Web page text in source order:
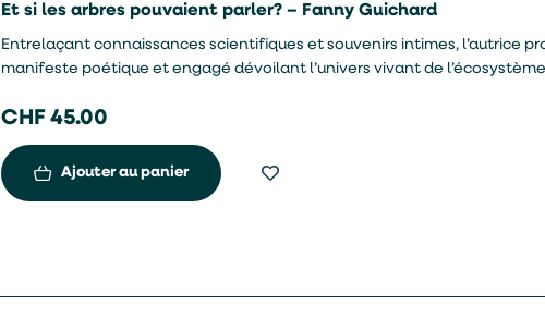
Et si les arbres pouvaient parler? – Fanny Guichard
Entrelaçant connaissances scientifiques et souvenirs intimes, l’autrice
manifeste poétique et engagé dévoilant l’univers vivant de
CHF 45.00
Ajouter au panier